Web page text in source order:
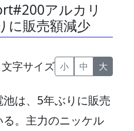
アルカリ
販売額減少
文字サイズ 小 中 大
は、5年ぶりに販売
。主力のニッケル